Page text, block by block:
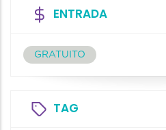
ENTRADA
GRATUITO
TAG